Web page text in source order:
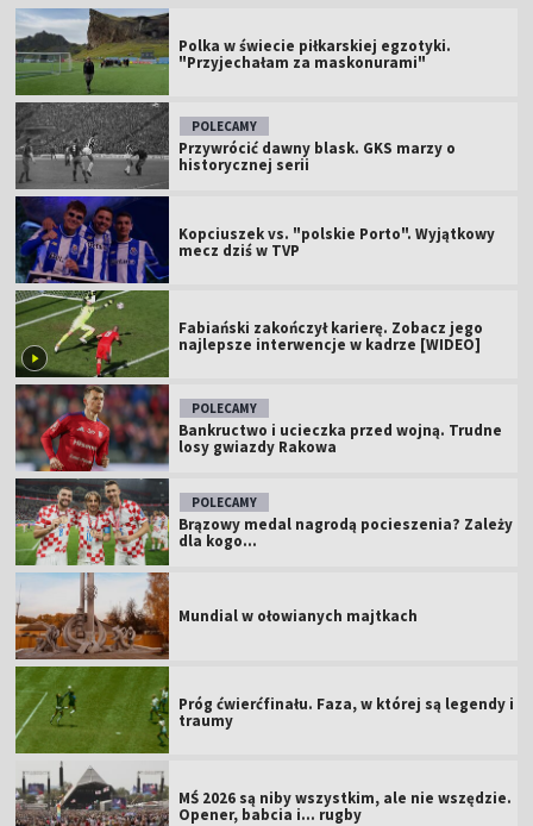
Polka w świecie piłkarskiej egzotyki.
"Przyjechałam za maskonurami"
POLECAMY
Przywrócić dawny blask. GKS marzy o
historycznej serii
Kopciuszek vs. "polskie Porto". Wyjątkowy
mecz dziś w TVP
Fabiański zakończył karierę. Zobacz jego
najlepsze interwencje w kadrze [WIDEO]
POLECAMY
Bankructwo i ucieczka przed wojną. Trudne
losy gwiazdy Rakowa
POLECAMY
Brązowy medal nagrodą pocieszenia? Zależy
dla kogo...
Mundial w ołowianych majtkach
Próg ćwierćfinału. Faza, w której są legendy i
traumy
MŚ 2026 są niby wszystkim, ale nie wszędzie.
Opener, babcia i... rugby